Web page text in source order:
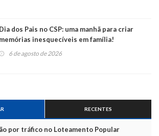
Dia dos Pais no CSP: uma manhã para criar
memórias inesquecíveis em família!
6 de agosto de 2026
RECENTES
por tráfico no Loteamento Popular